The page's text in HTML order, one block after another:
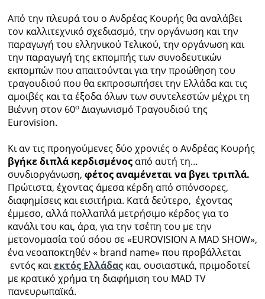
Από την πλευρά του ο Ανδρέας Κουρής θα αναλάβει
τον καλλιτεχνικό σχεδιασμό, την οργάνωση και την
παραγωγή του ελληνικού Τελικού, την οργάνωση και
την παραγωγή της εκπομπής των συνοδευτικών
εκπομπών που απαιτούνται για την προώθηση του
τραγουδιού που θα εκπροσωπήσει την Ελλάδα και τις
αμοιβές και τα έξοδα όλων των συντελεστών μέχρι τη
Βιέννη στον 60οΔιαγωνισμό Τραγουδιού της
Eurovision.
Κι αν τις προηγούμενες δύο χρονιές ο Ανδρέας Κουρής
βγήκε διπλά κερδισμένοςαπό αυτή τη…
συνδιοργάνωση, φέτος αναμένεται να βγει τριπλά.
Πρώτιστα, έχοντας άμεσα κέρδη από σπόνσορες,
διαφημίσεις και εισιτήρια. Κατά δεύτερο, έχοντας
έμμεσο, αλλά πολλαπλά μετρήσιμο κέρδος για το
κανάλι του και, άρα, για την τσέπη του με την
μετονομασία τού σόου σε «EUROVISION A MAD SHOW»,
ένα νεοαποκτηθέν « brand name» που προβάλλεται
εντός καιεκτός Ελλάδαςκαι, ουσιαστικά, πριμοδοτεί
με κρατικό χρήμα τη διαφήμιση του MAD TV
πανευρωπαϊκά.